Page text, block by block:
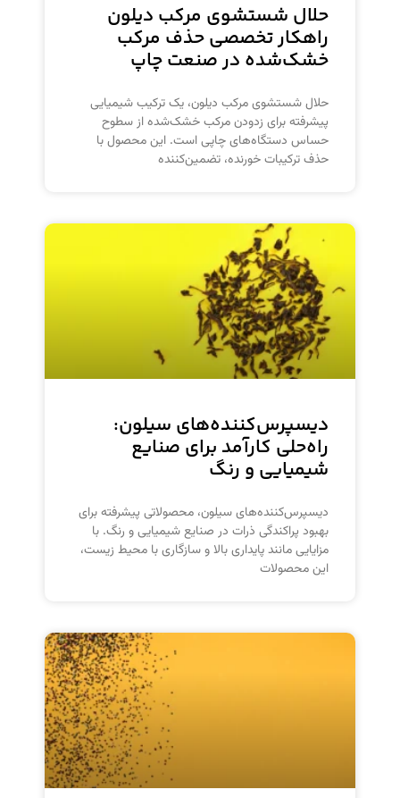
حلال شستشوی مرکب دیلون
راهکار تخصصی حذف مرکب
خشک‌شده در صنعت چاپ
حلال شستشوی مرکب دیلون، یک ترکیب شیمیایی
پیشرفته برای زدودن مرکب خشک‌شده از سطوح
حساس دستگاه‌های چاپی است. این محصول با
حذف ترکیبات خورنده، تضمین‌کننده
دیسپرس‌کننده‌های سیلون:
راه‌حلی کارآمد برای صنایع
شیمیایی و رنگ
دیسپرس‌کننده‌های سیلون، محصولاتی پیشرفته برای
بهبود پراکندگی ذرات در صنایع شیمیایی و رنگ. با
مزایایی مانند پایداری بالا و سازگاری با محیط زیست،
این محصولات